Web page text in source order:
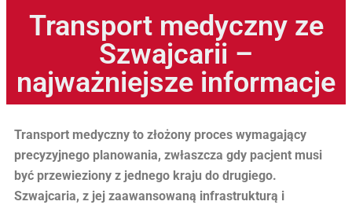
Transport medyczny ze
Szwajcarii –
najważniejsze informacje
Transport medyczny to złożony proces wymagający
precyzyjnego planowania, zwłaszcza gdy pacjent musi
być przewieziony z jednego kraju do drugiego.
Szwajcaria, z jej zaawansowaną infrastrukturą i